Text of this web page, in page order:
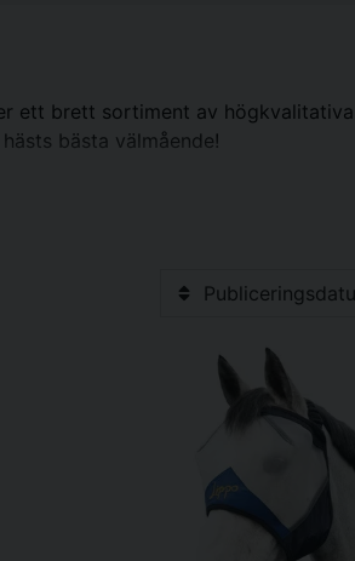
ett brett sortiment av
bästa välmående!